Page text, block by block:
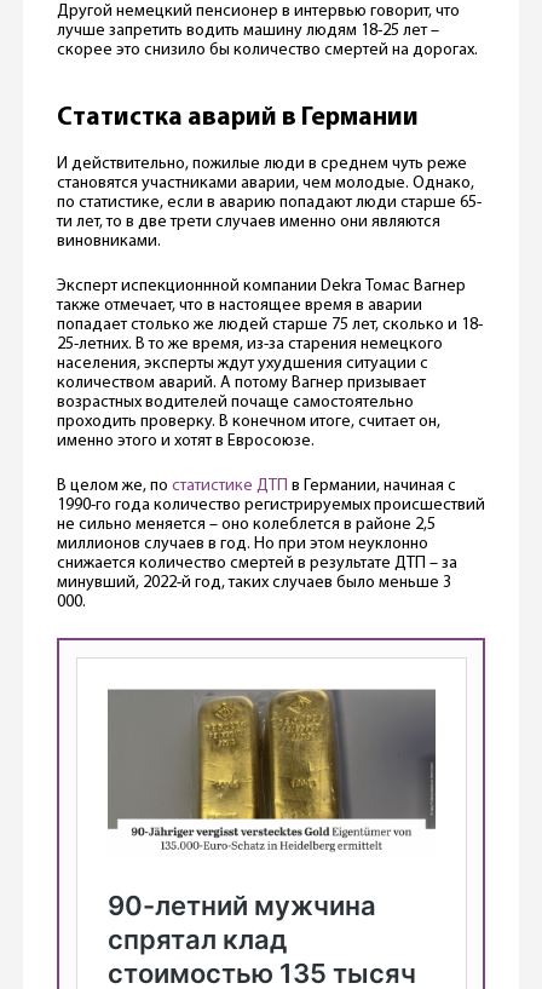
Другой немецкий пенсионер в интервью говорит, что
лучше запретить водить машину людям 18-25 лет –
скорее это снизило бы количество смертей на дорогах.
Статистка аварий в Германии
И действительно, пожилые люди в среднем чуть реже
становятся участниками аварии, чем молодые. Однако,
по статистике, если в аварию попадают люди старше 65-
ти лет, то в две трети случаев именно они являются
виновниками.
Эксперт испекционнной компании Dekra Томас Вагнер
также отмечает, что в настоящее время в аварии
попадает столько же людей старше 75 лет, сколько и 18-
25-летних. В то же время, из-за старения немецкого
населения, эксперты ждут ухудшения ситуации с
количеством аварий. А потому Вагнер призывает
возрастных водителей почаще самостоятельно
проходить проверку. В конечном итоге, считает он,
именно этого и хотят в Евросоюзе.
В целом же, по статистике ДТП в Германии, начиная с
1990-го года количество регистрируемых происшествий
не сильно меняется – оно колеблется в районе 2,5
миллионов случаев в год. Но при этом неуклонно
снижается количество смертей в результате ДТП – за
минувший, 2022-й год, таких случаев было меньше 3
000.